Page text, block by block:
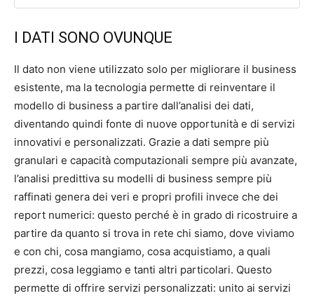
I DATI SONO OVUNQUE
Il dato non viene utilizzato solo per migliorare il business
esistente, ma la tecnologia permette di reinventare il
modello di business a partire dall’analisi dei dati,
diventando quindi fonte di nuove opportunità e di servizi
innovativi e personalizzati. Grazie a dati sempre più
granulari e capacità computazionali sempre più avanzate,
l’analisi predittiva su modelli di business sempre più
raffinati genera dei veri e propri profili invece che dei
report numerici: questo perché è in grado di ricostruire a
partire da quanto si trova in rete chi siamo, dove viviamo
e con chi, cosa mangiamo, cosa acquistiamo, a quali
prezzi, cosa leggiamo e tanti altri particolari. Questo
permette di offrire servizi personalizzati: unito ai servizi